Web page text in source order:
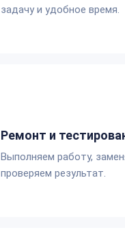
задачу и удобное время.
Ремонт и
Выполняем работу,
проверяем результат.